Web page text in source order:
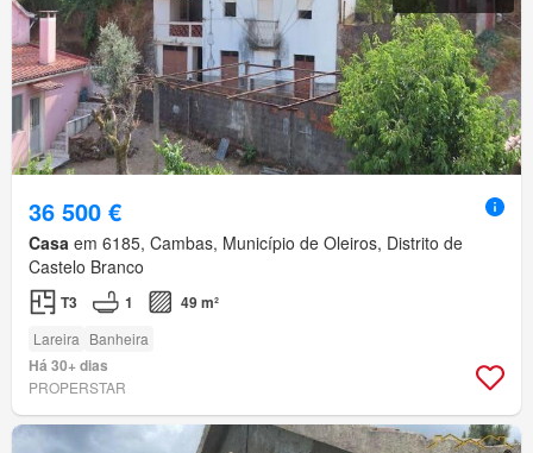
36 500 €
Casa em 6185, Cambas, Município de Oleiros, Distrito de
Castelo Branco
T3 1 49 m²
Lareira Banheira
Há 30+ dias
PROPERSTAR